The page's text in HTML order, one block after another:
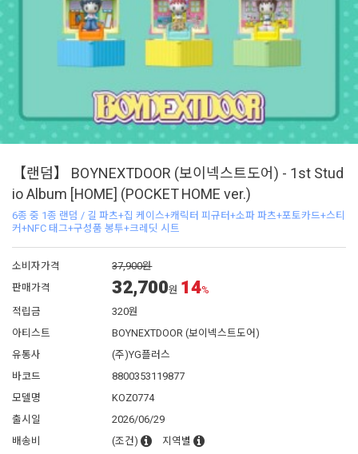
【랜덤】 BOYNEXTDOOR (보이넥스트도어) - 1st Stud
io Album [HOME] (POCKET HOME ver.)
6종 중 1종 랜덤 / 길 파츠+집 케이스+캐릭터 피규터+소파 파츠+포토카드+스티
커+NFC 태그+구성품 봉투+크레딧 시트
소비자가격
37,900원
판매가격
32,700원 14%
적립금
320원
아티스트
BOYNEXTDOOR (보이넥스트도어)
유통사
(주)YG플러스
바코드
8800353119877
모델명
KOZ0774
출시일
2026/06/29
배송비
(조건) 지역별